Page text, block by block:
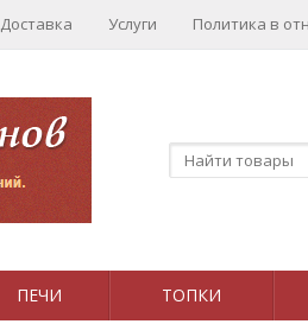
Доставка Услуги Политика в
ПЕЧИ ТОПКИ